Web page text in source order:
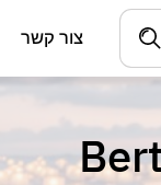
צור קשר